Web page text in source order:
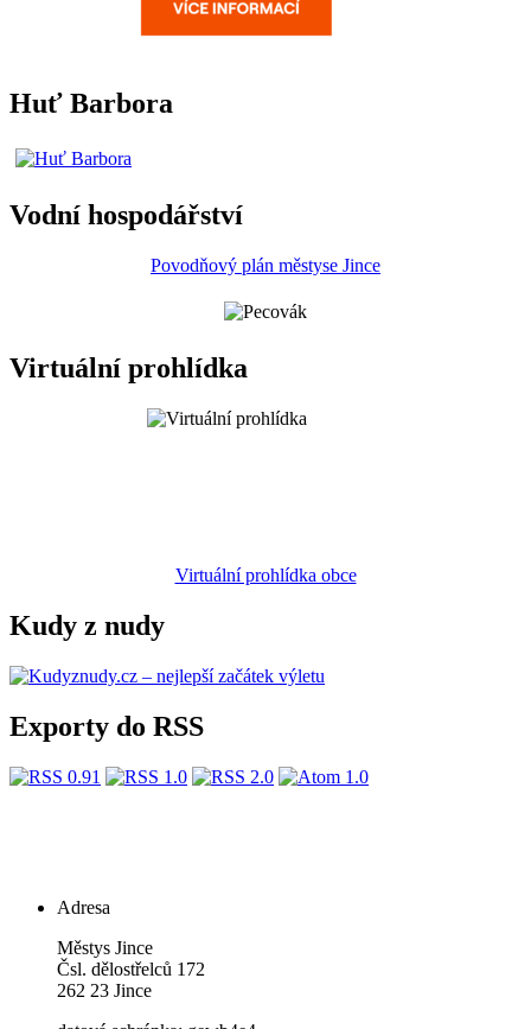
Huť Barbora
Vodní hospodářství
Povodňový plán městyse Jince
Virtuální prohlídka
Virtuální prohlídka obce
Kudy z nudy
Exporty do RSS
Adresa
Městys Jince
Čsl. dělostřelců 172
262 23 Jince